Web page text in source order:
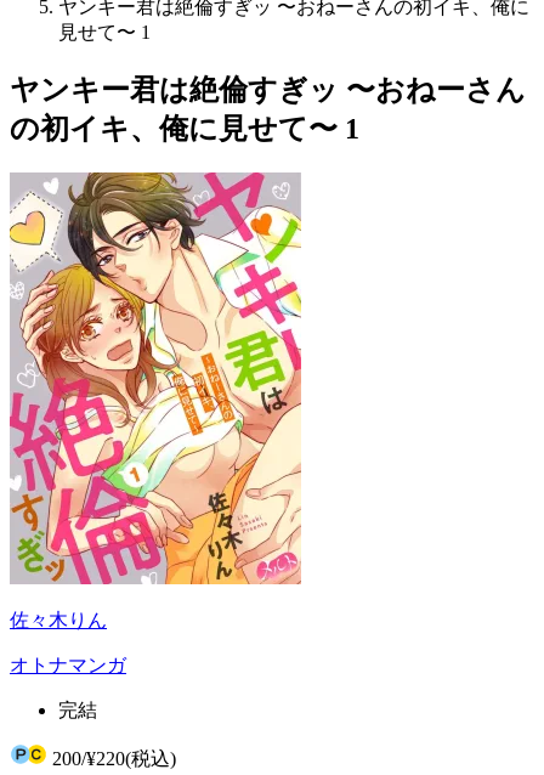
ヤンキー君は絶倫すぎッ 〜おねーさんの初イキ、俺に
見せて〜 1
ヤンキー君は絶倫すぎッ 〜おねーさん
の初イキ、俺に見せて〜 1
佐々木りん
オトナマンガ
完結
200/¥220(税込)